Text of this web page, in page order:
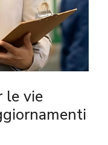
le vie